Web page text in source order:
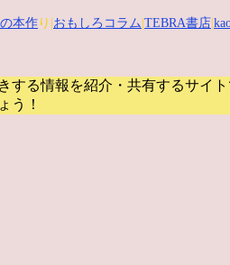
本作り| おもしろコラム TEBRA書店
る情報を紹介・共有するサイト
う！